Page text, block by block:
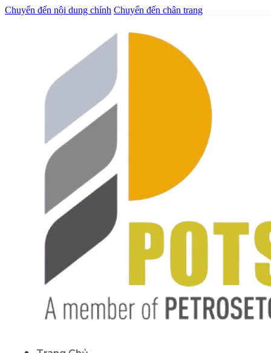
Chuyển đến nội dung chính Chuyển đến chân trang